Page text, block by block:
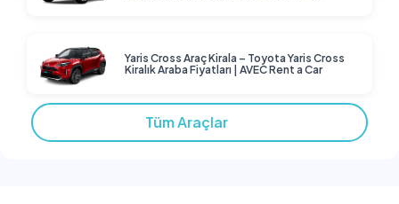
Yaris Cross Araç Kirala – Toyota Yaris Cross
Kiralık Araba Fiyatları | AVEC Rent a Car
Tüm Araçlar